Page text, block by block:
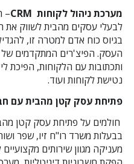
מערכת ניהול לקוחות CRM
–
לבעלי עסקים מהבית לשווק את
בגיוס כוח אדם למטרה זו,
העסק. הפיצ'רים המתקדמים של
ותכתובות עם הלקוחות, הפיכת
נטישת לקוחות ועוד.
פתיחת עסק קטן מהבית עם
בבעלות משרד רו"ח זיו, שפר
מעניקה מגוון שירותים